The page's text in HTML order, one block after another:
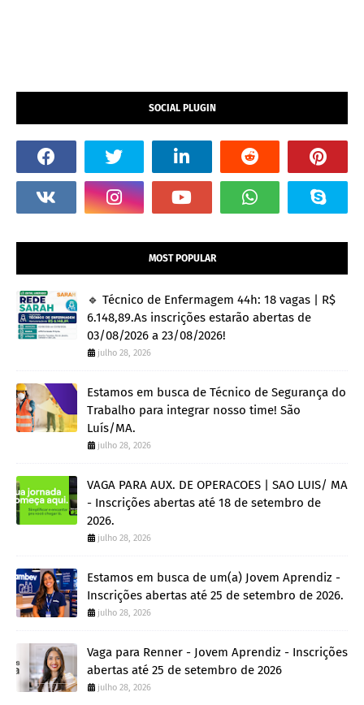
SOCIAL PLUGIN
MOST POPULAR
🔹 Técnico de Enfermagem 44h: 18 vagas | R$
6.148,89.As inscrições estarão abertas de
03/08/2026 a 23/08/2026!
julho 28, 2026
Estamos em busca de Técnico de Segurança do
Trabalho para integrar nosso time! São
Luís/MA.
julho 28, 2026
VAGA PARA AUX. DE OPERACOES | SAO LUIS/ MA
- Inscrições abertas até 18 de setembro de
2026.
julho 28, 2026
Estamos em busca de um(a) Jovem Aprendiz -
Inscrições abertas até 25 de setembro de 2026.
julho 28, 2026
Vaga para Renner - Jovem Aprendiz - Inscrições
abertas até 25 de setembro de 2026
julho 28, 2026